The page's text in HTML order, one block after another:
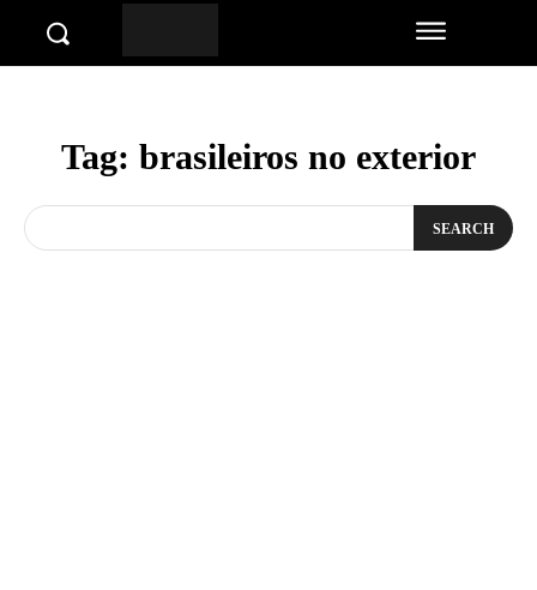
Tag: brasileiros no exterior
SEARCH